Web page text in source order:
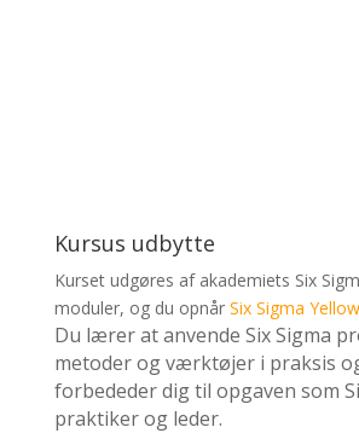
Kursus udbytte
Kurset udgøres af akademiets Six
moduler, og du opnår Six Sigma Yellow
Du lærer at anvende Six Sigma
metoder og værktøjer i praksis
forbededer dig til opgaven som
praktiker og leder.